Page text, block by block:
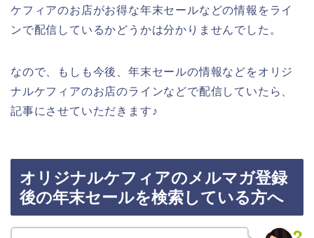
ケフィアのお店がお得な年末セールなどの情報をライ
ンで配信しているかどうかは分かりませんでした。
なので、もしも今後、年末セールの情報などをオリジ
ナルケフィアのお店のラインなどで配信していたら、
記事にさせていただきます♪
オリジナルケフィアのメルマガ登録
後の年末セールを検索している方へ